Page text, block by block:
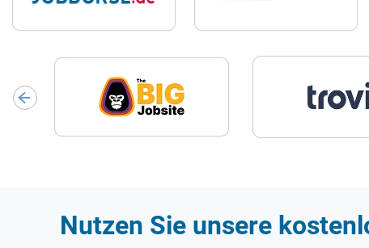
Nutzen Sie unsere